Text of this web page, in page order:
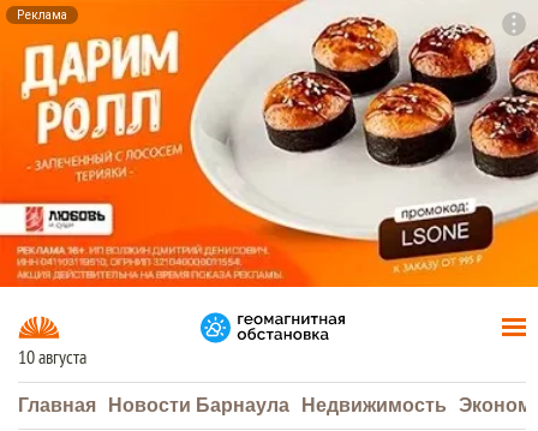
Реклама
10 августа
Главная Новости Барнаула Недвижимость